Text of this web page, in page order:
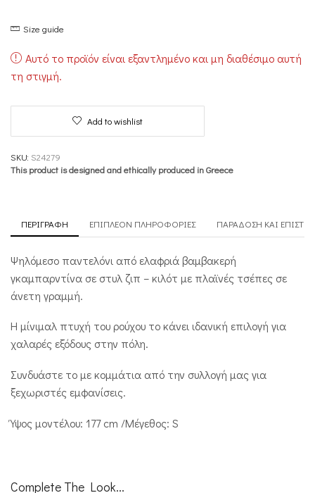
was:
€181.00.
είναι:
Size guide
Αυτό το προϊόν είναι εξαντλημένο και μη διαθέσιμο αυτή
τη στιγμή.
Add to wishlist
SKU: S24279
This product is designed and ethically produced in Greece
ΠΕΡΙΓΡΑΦΉ ΕΠΙΠΛΈΟΝ ΠΛΗΡΟΦΟΡΊΕΣ ΠΑΡΆΔΟΣΗ ΚΑΙ
Ψηλόμεσο παντελόνι από ελαφριά βαμβακερή
γκαμπαρντίνα σε στυλ ζιπ – κιλότ με πλαϊνές τσέπες σε
άνετη γραμμή.
Η μίνιμαλ πτυχή του ρούχου το κάνει ιδανική επιλογή για
χαλαρές εξόδους στην πόλη.
Συνδυάστε το με κομμάτια από την συλλογή μας για
ξεχωριστές εμφανίσεις.
Ύψος μοντέλου: 177 cm /Μέγεθος: S
Complete The Look...